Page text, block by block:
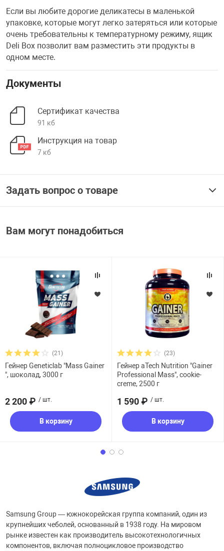
Если вы любите дорогие деликатесы в маленькой
упаковке, которые могут легко затеряться или которые
очень требовательны к температурному режиму, ящик
Deli Box позволит вам разместить эти продукты в
одном месте.
Документы
Сертификат качества
91 кб
Инструкция на товар
7 кб
Задать вопрос о товаре
Вам могут понадобиться
(21)
Гейнер Geneticlab "Mass Gainer
", шоколад, 3000 г
2 200 ₽ / шт.
В корзину
(23)
Гейнер aTech Nutrition "Gainer
Professional Mass", cookie-
creme, 2500 г
1 590 ₽ / шт.
В корзину
Samsung Group — южнокорейская группа компаний, один из
крупнейших чеболей, основанный в 1938 году. На мировом
рынке известен как производитель высокотехнологичных
компонентов, включая полноцикловое производство